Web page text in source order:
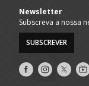
Newsletter
Subscreva a nossa
SUBSCREVER
Siga-
nos
Siga-
nos
Siga-
nos